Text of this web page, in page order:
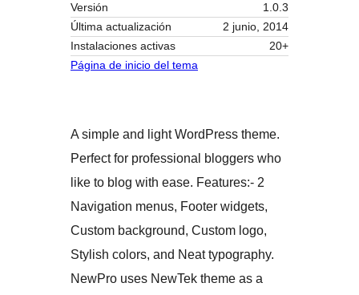
Versión
1.0.3
Última actualización
2 junio, 2014
Instalaciones activas
20+
Página de inicio del tema
A simple and light WordPress theme.
Perfect for professional bloggers who
like to blog with ease. Features:- 2
Navigation menus, Footer widgets,
Custom background, Custom logo,
Stylish colors, and Neat typography.
NewPro uses NewTek theme as a